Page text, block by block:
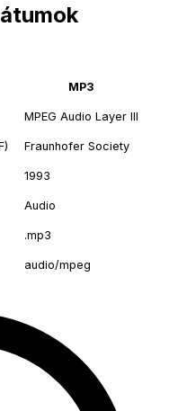
MP3
MPEG Audio Layer III
Fraunhofer Society
1993
Audio
.mp3
audio/mpeg